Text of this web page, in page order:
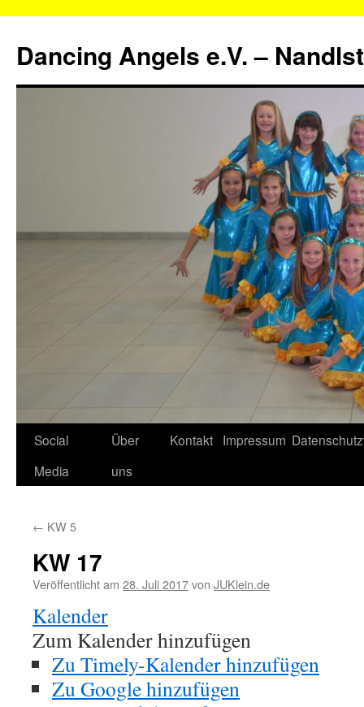
springen
Dancing Angels e.V. –
Social
Media
Über
uns
Kontakt Impressum
← KW 5
KW 17
Veröffentlicht am 28. Juli 2017von JUKlein.de
Kalender
Zum Kalender hinzufügen
Zu Timely-Kalender hinzufügen
Zu Google hinzufügen